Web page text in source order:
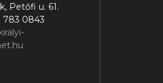
Petőfi u. 61.
783 0843